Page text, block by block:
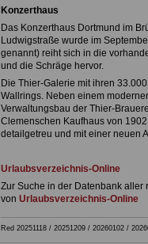
Konzerthaus
Das Konzerthaus Dortmund im
Ludwigstraße wurde im
genannt) reiht sich in die
und die Schräge hervor.
Die Thier-Galerie mit ihren
Wallrings. Neben einem
Verwaltungsbau der Thier-
Clemenschen Kaufhaus von
detailgetreu und mit einer neuen
Urlaubsverzeichnis-Online
Zur Suche in der Datenbank aller
von Urlaubsverzeichnis-Online
Red 20251118 / 20251209 / 20260102 /